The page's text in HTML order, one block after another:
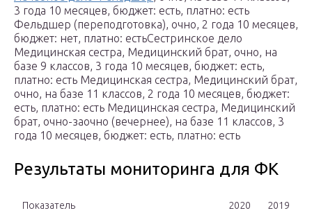
3 года 10 месяцев, бюджет: есть, платно: есть
Фельдшер (переподготовка), очно, 2 года 10 месяцев,
бюджет: нет, платно: естьСестринское дело
Медицинская сестра, Медицинский брат, очно, на
базе 9 классов, 3 года 10 месяцев, бюджет: есть,
платно: есть Медицинская сестра, Медицинский брат,
очно, на базе 11 классов, 2 года 10 месяцев, бюджет:
есть, платно: есть Медицинская сестра, Медицинский
брат, очно-заочно (вечернее), на базе 11 классов, 3
года 10 месяцев, бюджет: есть, платно: есть
Результаты мониторинга для ФК
Показатель 2020 2019